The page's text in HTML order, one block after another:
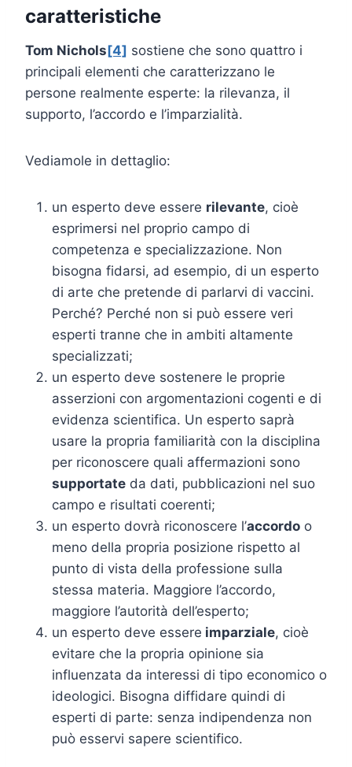
caratteristiche
Tom Nichols[4] sostiene che sono quattro i
principali elementi che caratterizzano le
persone realmente esperte: la rilevanza, il
supporto, l’accordo e l’imparzialità.
Vediamole in dettaglio:
un esperto deve essere rilevante, cioè
esprimersi nel proprio campo di
competenza e specializzazione. Non
bisogna fidarsi, ad esempio, di un esperto
di arte che pretende di parlarvi di vaccini.
Perché? Perché non si può essere veri
esperti tranne che in ambiti altamente
specializzati;
un esperto deve sostenere le proprie
asserzioni con argomentazioni cogenti e di
evidenza scientifica. Un esperto saprà
usare la propria familiarità con la disciplina
per riconoscere quali affermazioni sono
supportate da dati, pubblicazioni nel suo
campo e risultati coerenti;
un esperto dovrà riconoscere l’accordo o
meno della propria posizione rispetto al
punto di vista della professione sulla
stessa materia. Maggiore l’accordo,
maggiore l’autorità dell’esperto;
un esperto deve essere imparziale, cioè
evitare che la propria opinione sia
influenzata da interessi di tipo economico o
ideologici. Bisogna diffidare quindi di
esperti di parte: senza indipendenza non
può esservi sapere scientifico.